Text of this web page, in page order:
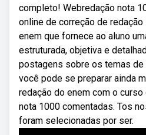
completo! Webredação nota
online de correção de
enem que fornece ao aluno
estruturada, objetiva e
postagens sobre os temas de
você pode se preparar ainda
redação do enem com o
nota 1000 comentadas. Tos
foram selecionadas por ser.